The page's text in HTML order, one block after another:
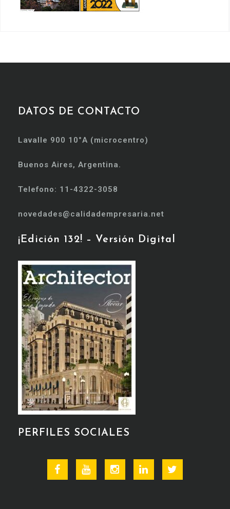
DATOS DE CONTACTO
Lavalle 900 10°A (microcentro)
Buenos Aires, Argentina.
Telefono: 11-4322-3058
novedades@calidadempresaria.net
¡Edición 132! – Versión Digital
PERFILES SOCIALES
FacebookYoutube InstagramLinkedin